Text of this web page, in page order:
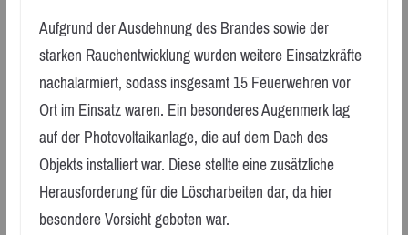
Aufgrund der Ausdehnung des Brandes sowie der
starken Rauchentwicklung wurden weitere Einsatzkräfte
nachalarmiert, sodass insgesamt 15 Feuerwehren vor
Ort im Einsatz waren. Ein besonderes Augenmerk lag
auf der Photovoltaikanlage, die auf dem Dach des
Objekts installiert war. Diese stellte eine zusätzliche
Herausforderung für die Löscharbeiten dar, da hier
besondere Vorsicht geboten war.